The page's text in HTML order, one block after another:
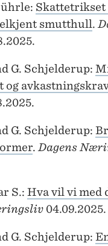
Skattetrikset
smutthull.
G. Schjelderup:
og avkastningskrav
G. Schjelderup:
. Dagens
S.: Hva vil vi med
04.09.2025.
G. Schjelderup: